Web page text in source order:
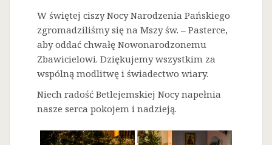
W świętej ciszy Nocy Narodzenia Pańskiego
zgromadziliśmy się na Mszy św. – Pasterce,
aby oddać chwałę Nowonarodzonemu
Zbawicielowi. Dziękujemy wszystkim za
wspólną modlitwę i świadectwo wiary.
Niech radość Betlejemskiej Nocy napełnia
nasze serca pokojem i nadzieją.